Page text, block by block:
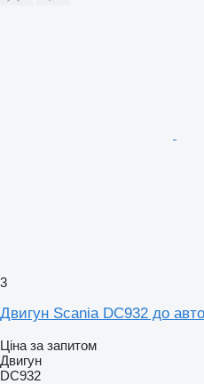
3
Двигун Scania DC932 до
Ціна за запитом
Двигун
DC932